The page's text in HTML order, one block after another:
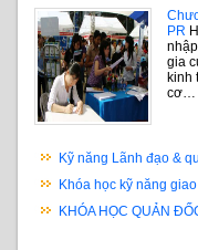
PR
gia
kinh
cơ…
Kỹ năng Lãnh đạo &
Khóa học kỹ năng
KHÓA HỌC QUẢN